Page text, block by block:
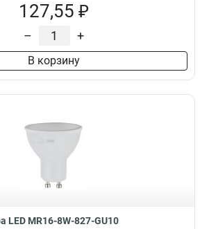
127,55 ₽
– +
В корзину
LED MR16-8W-827-GU10